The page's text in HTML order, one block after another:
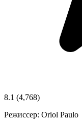
8.1 (4,768)
Режиссер: Oriol Paulo